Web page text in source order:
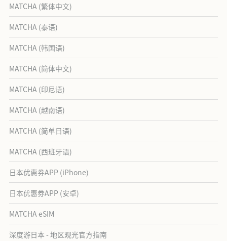
MATCHA (繁体中文)
MATCHA (泰语)
MATCHA (韩国语)
MATCHA (简体中文)
MATCHA (印尼语)
MATCHA (越南语)
MATCHA (简单日语)
MATCHA (西班牙语)
日本优惠券APP (iPhone)
日本优惠券APP (安卓)
MATCHA eSIM
深度游日本 - 地区观光官方指南